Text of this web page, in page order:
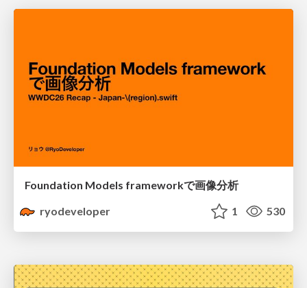
Foundation Models frameworkで画像分析
ryodeveloper
1 530